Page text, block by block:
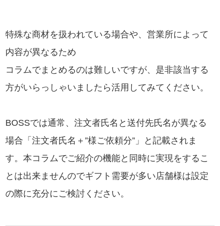
特殊な商材を扱われている場合や、営業所によって
内容が異なるため
コラムでまとめるのは難しいですが、是非該当する
方がいらっしゃいましたら活用してみてください。
BOSSでは通常、注文者氏名と送付先氏名が異なる
場合「注文者氏名＋”様ご依頼分”」と記載されま
す。本コラムでご紹介の機能と同時に実現をするこ
とは出来ませんのでギフト需要が多い店舗様は設定
の際に充分にご検討ください。